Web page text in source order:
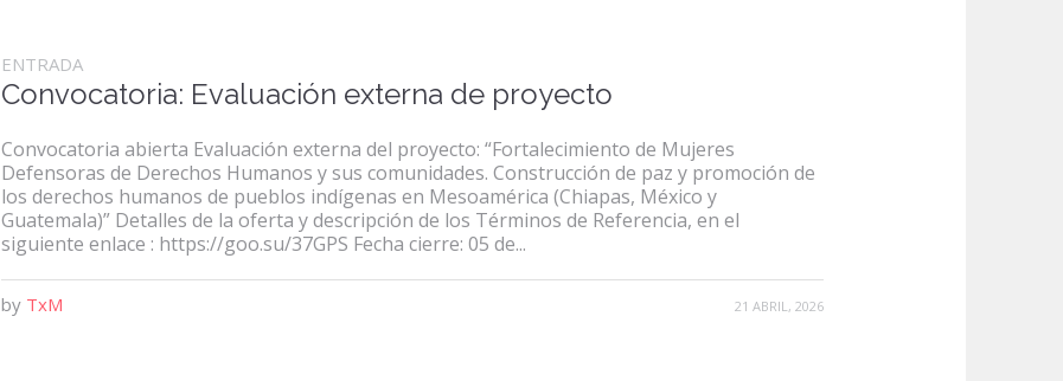
ENTRADA
Convocatoria: Evaluación externa de proyecto
Convocatoria abierta Evaluación externa del proyecto: “Fortalecimiento de Mujeres
Defensoras de Derechos Humanos y sus comunidades. Construcción de paz y promoción de
los derechos humanos de pueblos indígenas en Mesoamérica (Chiapas, México y
Guatemala)” Detalles de la oferta y descripción de los Términos de Referencia, en el
siguiente enlace : https://goo.su/37GPS Fecha cierre: 05 de...
21 ABRIL, 2026
by TxM